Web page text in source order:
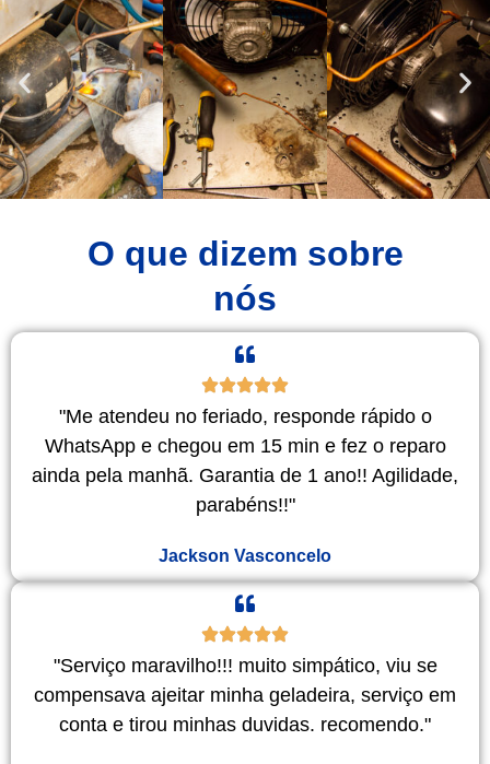
O que dizem sobre
nós
"Me atendeu no feriado, responde rápido o
WhatsApp e chegou em 15 min e fez o reparo
ainda pela manhã. Garantia de 1 ano!! Agilidade,
parabéns!!"
Jackson Vasconcelo
"Serviço maravilho!!! muito simpático, viu se
compensava ajeitar minha geladeira, serviço em
conta e tirou minhas duvidas. recomendo."